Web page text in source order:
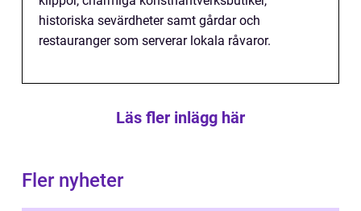
historiska sevärdheter samt gårdar och
restauranger som serverar lokala råvaror.
Läs fler inlägg här
Fler nyheter